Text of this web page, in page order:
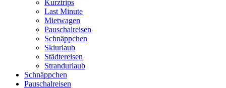
Kurztrips
Last Minute
Mietwagen
Pauschalreisen
Schnäppchen
Skiurlaub
Städtereisen
Strandurlaub
Schnäppchen
Pauschalreisen